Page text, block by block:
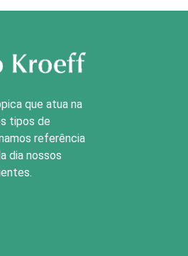
que atua na
tipos de
referência
dia nossos